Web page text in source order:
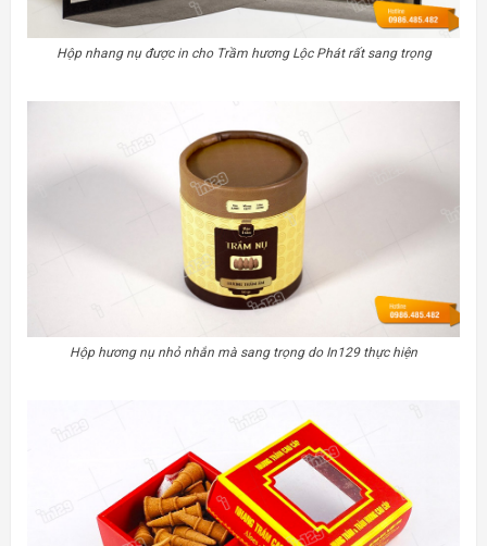
Hộp nhang nụ được in cho Trầm hương Lộc Phát rất sang trọng
Hộp hương nụ nhỏ nhắn mà sang trọng do In129 thực hiện